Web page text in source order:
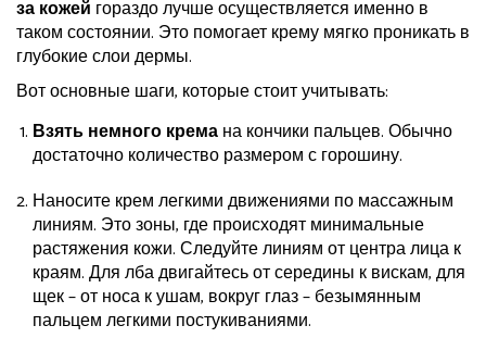
за кожей гораздо лучше осуществляется именно в
таком состоянии. Это помогает крему мягко проникать в
глубокие слои дермы.
Вот основные шаги, которые стоит учитывать:
Взять немного кремана кончики пальцев. Обычно
достаточно количество размером с горошину.
Наносите крем легкими движениями по массажным
линиям. Это зоны, где происходят минимальные
растяжения кожи. Следуйте линиям от центра лица к
краям. Для лба двигайтесь от середины к вискам, для
щек – от носа к ушам, вокруг глаз – безымянным
пальцем легкими постукиваниями.